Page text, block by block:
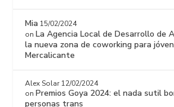
Mia 15/02/2024
on La Agencia Local de Desarrollo de
la nueva zona de coworking para
Mercalicante
Alex Solar 12/02/2024
on Premios Goya 2024: el nada sutil
personas trans